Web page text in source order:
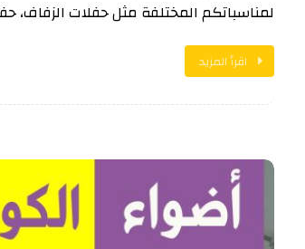
لمناسباتكم المختلفة مثل حفلات الزفاف،
اقرأ المزيد